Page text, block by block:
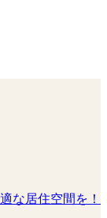
な居住空間を！